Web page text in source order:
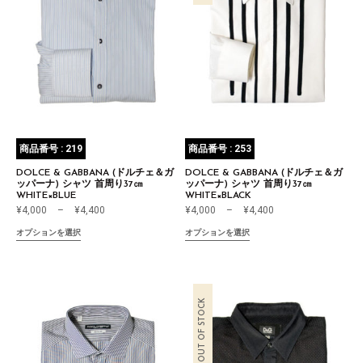
商品番号 : 219
DOLCE & GABBANA (ドルチェ＆ガ
ッパーナ) シャツ 首周り37㎝
WHITE×BLUE
¥4,000 – ¥4,400
オプションを選択
商品番号 : 253
DOLCE & GABBANA (ドルチェ＆ガ
ッパーナ) シャツ 首周り37㎝
WHITE×BLACK
¥4,000 – ¥4,400
オプションを選択
OUT OF STOCK